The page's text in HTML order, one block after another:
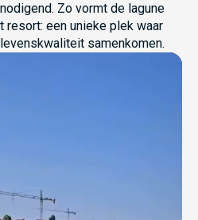
Zo vormt de lagune
resort: een unieke plek waar
samenkomen.